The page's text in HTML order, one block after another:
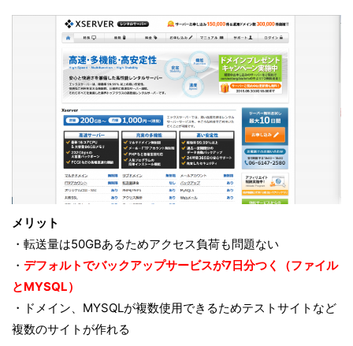
メリット
・転送量は50GBあるためアクセス負荷も問題ない
・ デフォルトでバックアップサービスが7日分つく（ファイル
とMYSQL）
・ドメイン、MYSQLが複数使用できるためテストサイトなど
複数のサイトが作れる